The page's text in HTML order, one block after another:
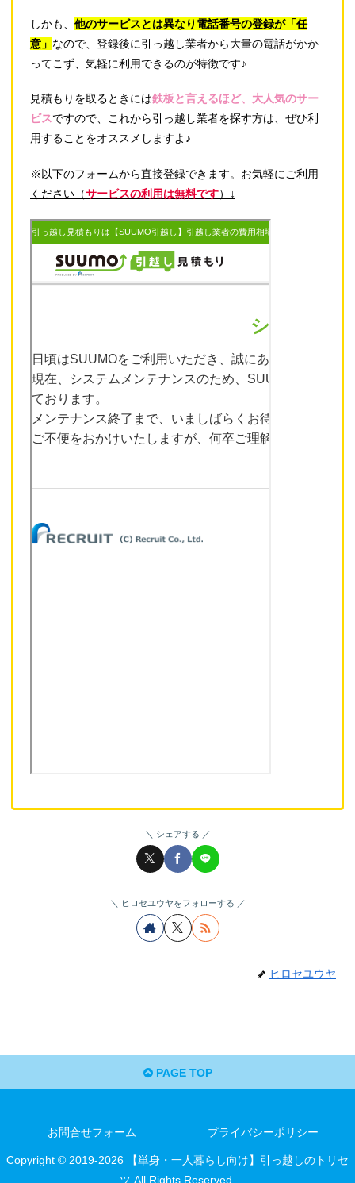
しかも、 他のサービスとは異なり電話番号の登録が「任
意」 なので、登録後に引っ越し業者から大量の電話がかか
ってこず、気軽に利用できるのが特徴です♪
見積もりを取るときには鉄板と言えるほど、大人気のサー
ビスですので、これから引っ越し業者を探す方は、ぜひ利
用することをオススメしますよ♪
※以下のフォームから直接登録できます。お気軽にご利用
ください（サービスの利用は無料です）↓
シェアする
ヒロセユウヤをフォローする
ヒロセユウヤ
PAGE TOP
お問合せフォーム プライバシーポリシー
Copyright © 2019-2026 【単身・一人暮らし向け】引っ越しのトリセ
ツ All Rights Reserved.